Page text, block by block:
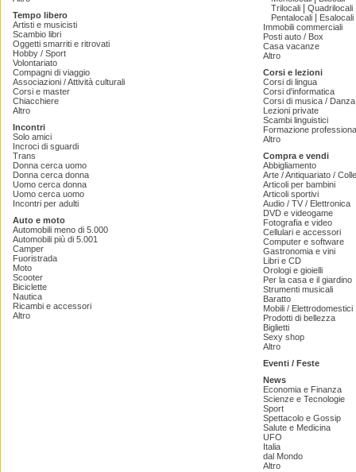
Tempo libero
Artisti e musicisti
Scambio libri
Oggetti smarriti e ritrovati
Hobby / Sport
Volontariato
Compagni di viaggio
Associazioni / Attività culturali
Corsi e master
Chiacchiere
Altro
Incontri
Solo amici
Incroci di sguardi
Trans
Donna cerca uomo
Donna cerca donna
Uomo cerca donna
Uomo cerca uomo
Incontri per adulti
Auto e moto
Automobili meno di 5.000
Automobili più di 5.001
Camper
Fuoristrada
Moto
Scooter
Biciclette
Nautica
Ricambi e accessori
Altro
Trilocali
Quadrilocali
Pentalocali
Esalocali
Immobili commerciali
Posti auto / Box
Casa vacanze
Altro
Corsi e lezioni
Corsi di lingua
Corsi d'informatica
Corsi di musica /
Lezioni private
Scambi linguistici
Formazione
Altro
Compra e vendi
Abbigliamento
Arte / Antiquariato /
Articoli per bambini
Articoli sportivi
Audio / TV / Elettronica
DVD e videogame
Fotografia e video
Cellulari e accessori
Computer e software
Gastronomia e vini
Libri e CD
Orologi e gioielli
Per la casa e il giardino
Strumenti musicali
Baratto
Mobili / Elettrodomestici
Prodotti di bellezza
Biglietti
Sexy shop
Altro
Eventi / Feste
News
Economia e Finanza
Scienze e Tecnologie
Sport
Spettacolo e Gossip
Salute e Medicina
UFO
Italia
dal Mondo
Altro